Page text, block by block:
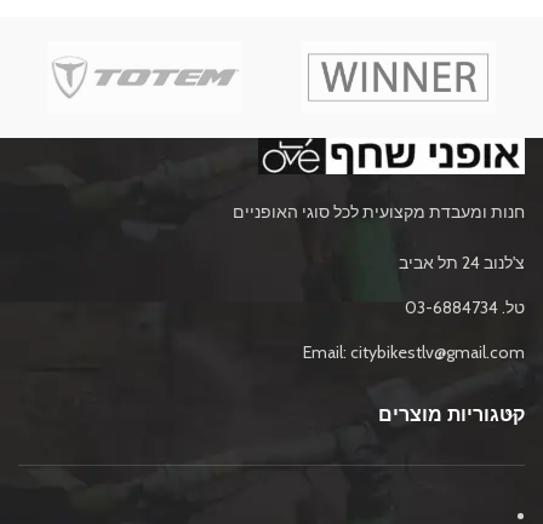
חנות ומעבדת מקצועית לכל סוגי האופניים
צ'לנוב 24 תל אביב
טל. 03-6884734
Email: citybikestlv@gmail.com
קטגוריות מוצרים